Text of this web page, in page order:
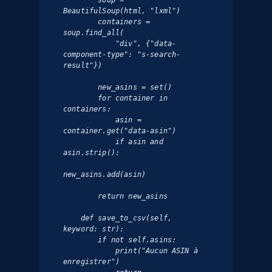
BeautifulSoup(html, "lxml")
soup.find_all(
component-type": "s-search-
result"})
        new_asins = set()
containers:
container.get("data-asin")
asin.strip():
new_asins.add(asin)
keyword: str):
        if not self.asins:
enregistrer")